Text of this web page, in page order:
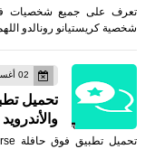
شخصية كريستيانو رونالدو
02 أغسطس 2021
والأندرويد XAPK